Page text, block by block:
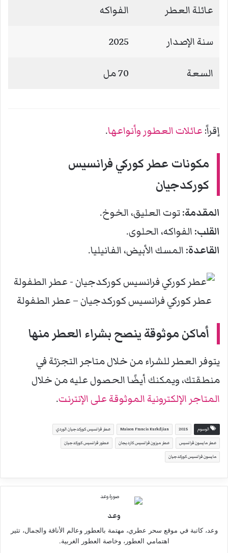
عائلة العطر الفواكه
سنة الإصدار 2025
السعة 70 مل
إقراً: عائلات العطور وأنواعها.
مكونات عطر كوركيفرانسيس
كوركدجيان
المقدمة:توت العليق، الخوخ.
القلب: الفواكه، الحلوى.
القاعدة: المسك الأبيض، الفانيليا.
عطر كوركي فرانسيس كوركدجيان – عطر الطفولة
أماكن موثوقة ينصح بشراء العطر منها
يتوفر العطر للشراء من خلال متاجر التجزئة في
منطقتك، ويمكنك أيضًا الحصول عليه من خلال
المتاجر الإلكترونية الموثوقة على الإنترنت.
الوسوم 2025
Maison Francis Kurkdjian عطر فرانسيس كوركدجيان الوردي
عطر مايسون فرانسيس عطر ميزون فرانسيس كارديجان عطور فرانسيس كوركدجيان
مايسون فرانسيس كوركدجيان
وعد
وعد، كاتبة في موقع سحر عطري، مهتمة بالعطور وعالم الأناقة والجمال، تثير
اهتمامي العطور، وخاصة العطور الغربية.